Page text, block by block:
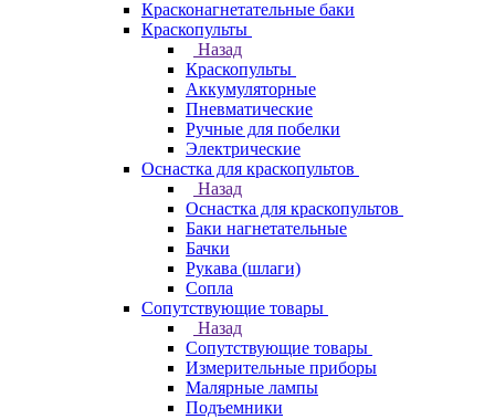
Красконагнетательные баки
Краскопульты
Назад
Краскопульты
Аккумуляторные
Пневматические
Ручные для побелки
Электрические
Оснастка для краскопультов
Назад
Оснастка для краскопультов
Баки нагнетательные
Бачки
Рукава (шлаги)
Сопла
Сопутствующие товары
Назад
Сопутствующие товары
Измерительные приборы
Малярные лампы
Подъемники